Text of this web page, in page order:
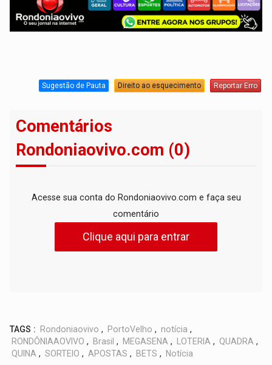
Sugestão de Pauta Direito ao esquecimento Reportar Erro
Comentários
Rondoniaovivo.com (0)
Acesse sua conta do Rondoniaovivo.com e faça seu
comentário
Clique aqui para entrar
TAGS : Rondoniaovivo , PortoVelho , notícia ,
RONDÔNIAAOVIVO , Brasil , MEGASENA , LOTERIA , QUADRA ,
QUINA , SORTEIO , APOSTAS , BETS , Notícia